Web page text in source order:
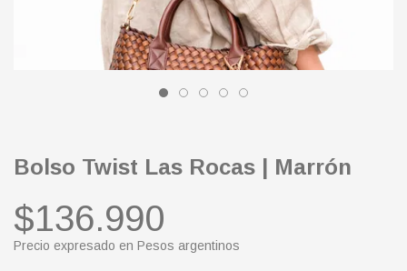
Bolso Twist Las Rocas | Marrón
$136.990
Precio expresado en Pesos argentinos